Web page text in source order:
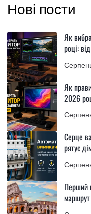
Нові пости
Як
році:
Як
2026
Серце
рятує
Перший
маршрут